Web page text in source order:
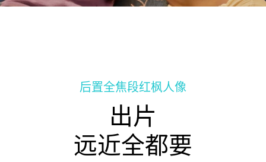
后置全焦段红枫人像
出片
远近全都要